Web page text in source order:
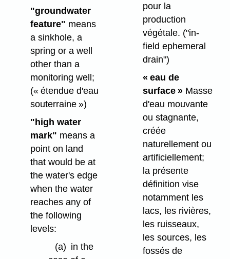
"groundwater
feature" means
a sinkhole, a
spring or a well
other than a
monitoring well;
(« étendue d'eau
souterraine »)
"high water
mark" means a
point on land
that would be at
the water's edge
when the water
reaches any of
the following
levels:
(a) in the
pour la
production
végétale. ("in-
field ephemeral
drain")
« eau de
surface »Masse
d'eau mouvante
ou stagnante,
créée
naturellement ou
artificiellement;
la présente
définition vise
notamment les
lacs, les rivières,
les ruisseaux,
les sources, les
fossés de